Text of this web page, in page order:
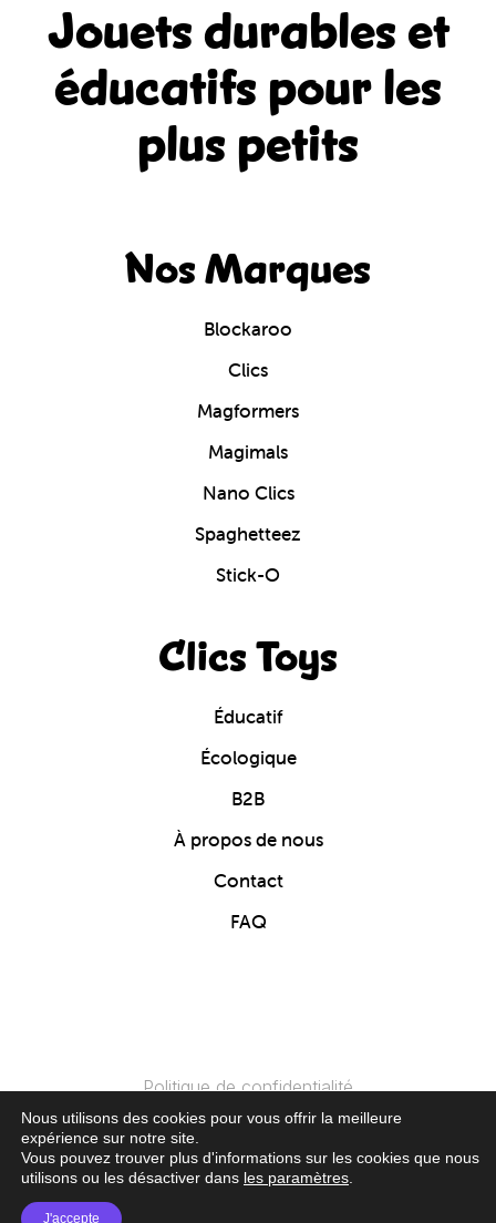
Jouets durables et
éducatifs pour les
plus petits
Nos Marques
Blockaroo
Clics
Magformers
Magimals
Nano Clics
Spaghetteez
Stick-O
Clics Toys
Éducatif
Écologique
B2B
À propos de nous
Contact
FAQ
Politique de confidentialité
© 2024 Clics Toys. Tous Droits Réservés.
Nous utilisons des cookies pour vous offrir la meilleure
expérience sur notre site.
Vous pouvez trouver plus d'informations sur les cookies que nous
utilisons ou les désactiver dans les paramètres
J'accepte